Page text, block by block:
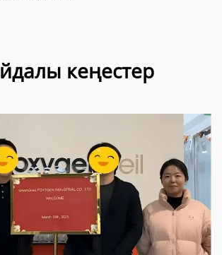
кеңестер